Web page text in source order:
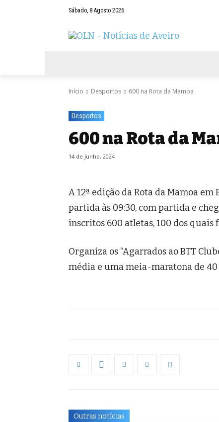
Sábado, 8 Agosto 2026
Início Desportos 600 na Rota da Mamoa
Desportos
600 na Rota da
14 de Junho, 2024
A 12ª edição da Rota da Mamoa
partida às 09:30, com partida e
inscritos 600 atletas, 100 dos quais
Organiza os “Agarrados ao BTT
média e uma meia-maratona de
Outras notícias